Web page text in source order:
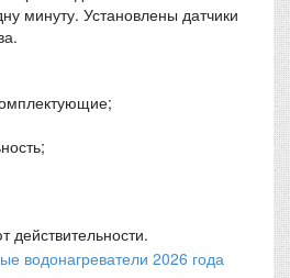
минуту. Установлены датчики
действительности.